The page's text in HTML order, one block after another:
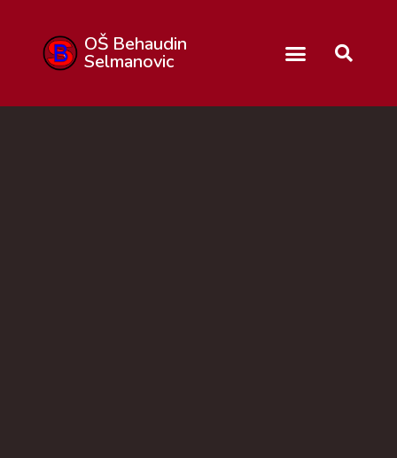
OŠ Behaudin
Selmanovic